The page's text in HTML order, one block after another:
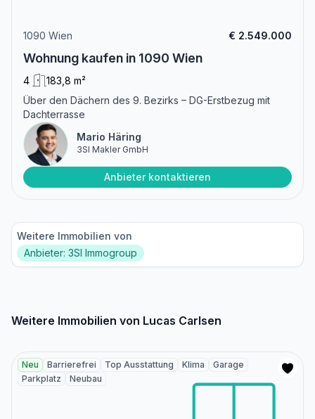
1090 Wien € 2.549.000
Wohnung kaufen in 1090 Wien
4
183,8 m²
Über den Dächern des 9. Bezirks – DG-Erstbezug mit
Dachterrasse
Mario Häring
3SI Makler GmbH
Anbieter kontaktieren
Weitere Immobilien von
Anbieter: 3SI Immogroup
Weitere Immobilien von Lucas Carlsen
Neu Barrierefrei Top Ausstattung Klima
Garage
Parkplatz
Neubau